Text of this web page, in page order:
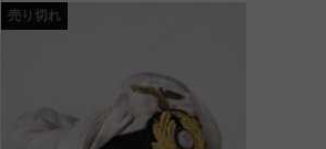
売り切れ